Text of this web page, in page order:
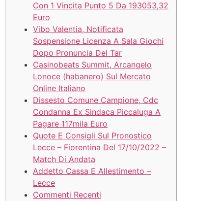
Con 1 Vincita Punto 5 Da 193053,32
Euro
Vibo Valentia, Notificata
Sospensione Licenza A Sala Giochi
Dopo Pronuncia Del Tar
Casinobeats Summit, Arcangelo
Lonoce (habanero) Sul Mercato
Online Italiano
Dissesto Comune Campione, Cdc
Condanna Ex Sindaca Piccaluga A
Pagare 117mila Euro
Quote E Consigli Sul Pronostico
Lecce – Fiorentina Del 17/10/2022 –
Match Di Andata
Addetto Cassa E Allestimento –
Lecce
Commenti Recenti